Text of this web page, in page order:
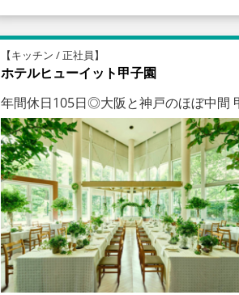
【キッチン / 正社員】
ホテルヒューイット甲子園
年間休日105日◎大阪と神戸のほぼ中間